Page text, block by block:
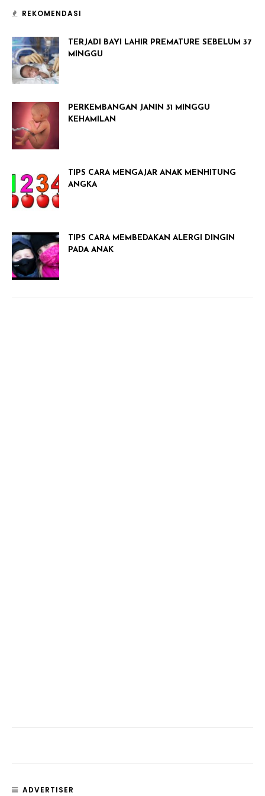
REKOMENDASI
TERJADI BAYI LAHIR PREMATURE SEBELUM 37
MINGGU
PERKEMBANGAN JANIN 31 MINGGU
KEHAMILAN
TIPS CARA MENGAJAR ANAK MENHITUNG
ANGKA
TIPS CARA MEMBEDAKAN ALERGI DINGIN
PADA ANAK
ADVERTISER